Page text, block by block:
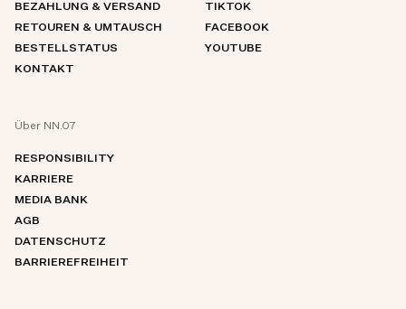
BEZAHLUNG & VERSAND
RETOUREN & UMTAUSCH
BESTELLSTATUS
KONTAKT
TIKTOK
FACEBOOK
YOUTUBE
Über NN.07
RESPONSIBILITY
KARRIERE
MEDIA BANK
AGB
DATENSCHUTZ
BARRIEREFREIHEIT